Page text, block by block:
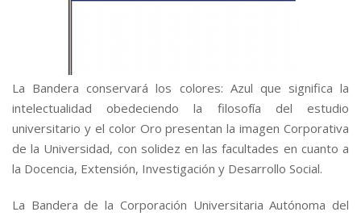
La Bandera conservará los colores: Azul que significa la
intelectualidad obedeciendo la filosofía del estudio
universitario y el color Oro presentan la imagen Corporativa
de la Universidad, con solidez en las facultades en cuanto a
la Docencia, Extensión, Investigación y Desarrollo Social.
La Bandera de la Corporación Universitaria Autónoma del